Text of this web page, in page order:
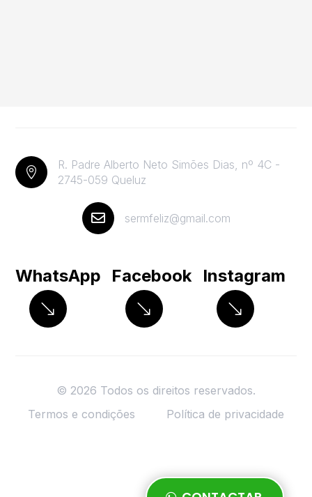

R. Padre Alberto Neto Simões Dias, nº 4C -
2745-059 Queluz
 sermfeliz@gmail.com
WhatsApp Facebook Instagram
© 2026 Todos os direitos reservados.
Termos e condições
Política de privacidade